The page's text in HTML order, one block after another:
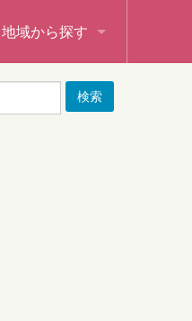
地域から探す
秩父・飯能・秩父郡